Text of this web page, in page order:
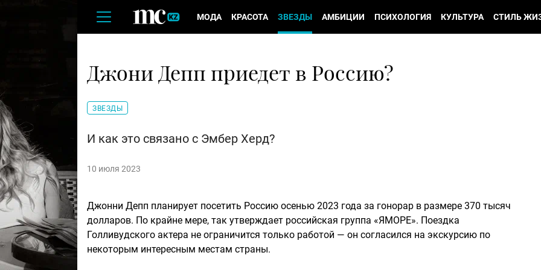
МОДА КРАСОТА ЗВЕЗДЫ АМБИЦИИ ПСИХОЛОГИЯ КУЛЬТУРА СТИЛЬ
Джони Депп приедет в Россию?
ЗВЕЗДЫ
И как это связано с Эмбер Херд?
10 июля 2023
Джонни Депп планирует посетить Россию осенью 2023 года за гонорар в размере 370 тысяч
долларов. По крайне мере, так утверждает российская группа «ЯМОРЕ». Поездка
Голливудского актера не ограничится только работой — он согласился на экскурсию по
некоторым интересным местам страны.